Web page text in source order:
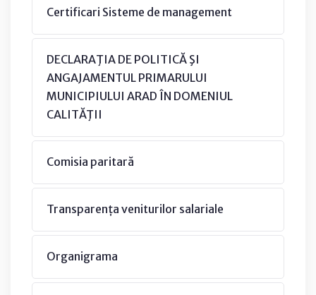
Certificari Sisteme de management
DECLARAŢIA DE POLITICĂ ŞI
ANGAJAMENTUL PRIMARULUI
MUNICIPIULUI ARAD ÎN DOMENIUL
CALITĂŢII
Comisia paritară
Transparența veniturilor salariale
Organigrama